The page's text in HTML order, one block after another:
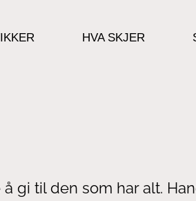
HVA SKJER
gi til den som har alt.